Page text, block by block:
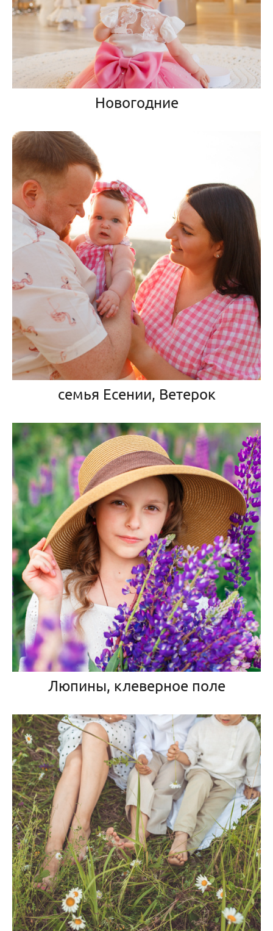
Новогодние
семья Есении, Ветерок
Люпины, клеверное поле